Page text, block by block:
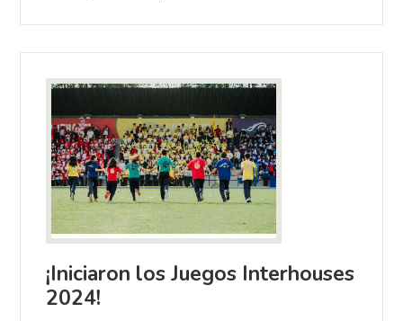
¡Iniciaron los Juegos Interhouses
2024!